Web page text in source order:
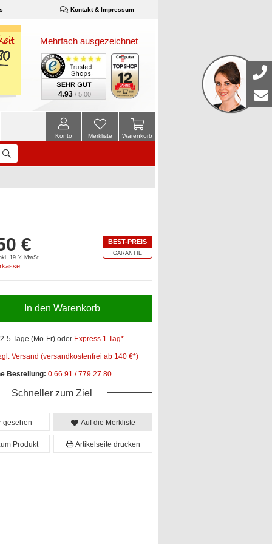
Kontakt & Impressum
Mehrfach ausgezeichnet
4.93 / 5.00
Warenkorb
Merkliste
Konto
BEST-PREIS
GARANTIE
€
19 % MwSt.
In den Warenkorb
2-5 Tage (Mo-Fr) oder Express 1 Tag*
Versand (versandkostenfrei ab 140 €*)
Bestellung: 0 66 91 / 779 27 80
Schneller zum Ziel
gesehen Auf die Merkliste
Produkt Artikelseite drucken